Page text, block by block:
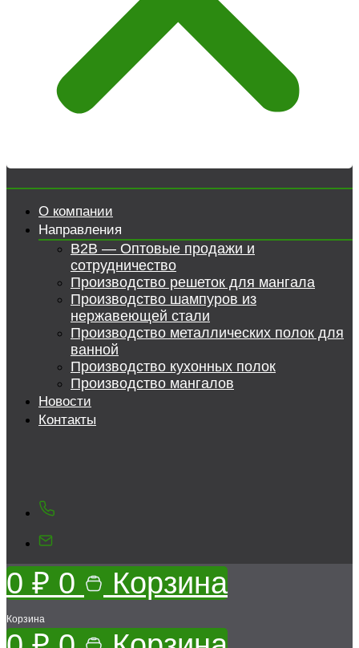
О компании
Направления
B2B — Оптовые продажи и
сотрудничество
Производство решеток для мангала
Производство шампуров из
нержавеющей стали
Производство металлических полок для
ванной
Производство кухонных полок
Производство мангалов
Новости
Контакты
0 ₽ 0 Корзина
Корзина